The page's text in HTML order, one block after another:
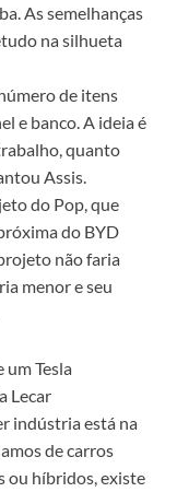
As semelhanças
na silhueta
de itens
e banco. A ideia é
quanto
Assis.
do Pop, que
do BYD
não faria
menor e seu
um Tesla
Lecar
indústria está na
de carros
ou híbridos, existe